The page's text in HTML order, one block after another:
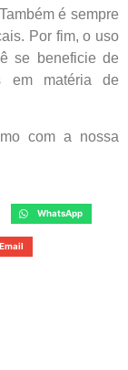
é sempre
Por fim, o uso
se beneficie de
em matéria de
com a nossa
WhatsApp
Email